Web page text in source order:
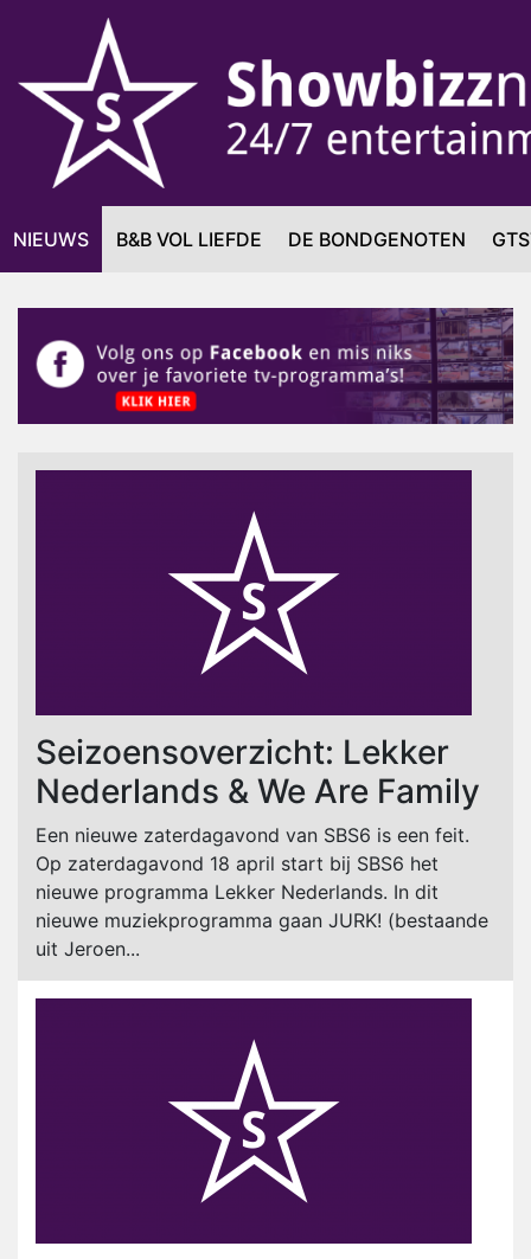
NIEUWS B&B VOL LIEFDE DE BONDGENOTEN
Seizoensoverzicht: Lekker
Nederlands & We Are Family
Een nieuwe zaterdagavond van SBS6 is een feit.
Op zaterdagavond 18 april start bij SBS6 het
nieuwe programma Lekker Nederlands. In dit
nieuwe muziekprogramma gaan JURK! (bestaande
uit Jeroen...